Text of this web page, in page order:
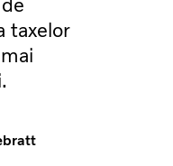
taxelor